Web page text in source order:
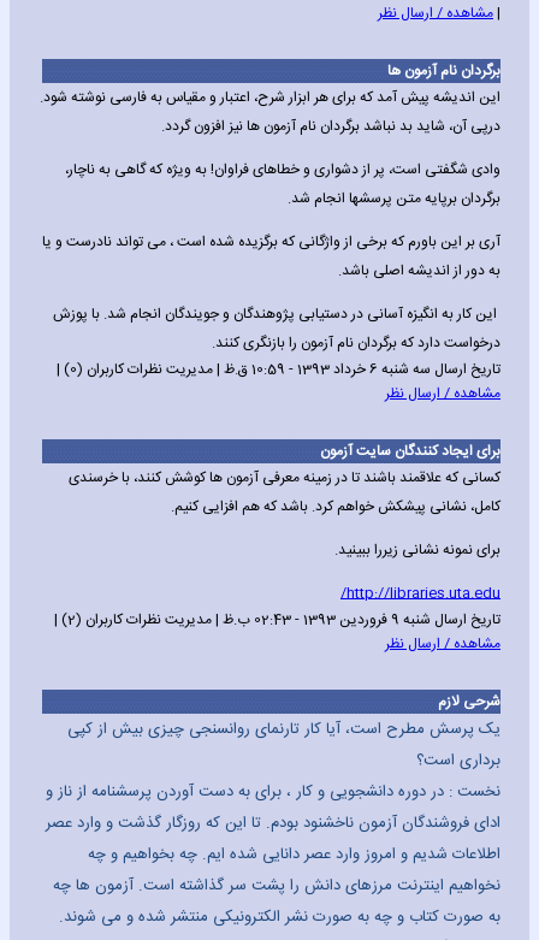
|مشاهده / ارسال نظر
برگردان نام آزمون ها
این اندیشه پیش آمد که برای هر ابزار شرح، اعتبار و مقیاس به فارسی نوشته شود.
درپی آن، شاید بد نباشد برگردان نام آزمون ها نیز افزون گردد.
وادی شگفتی است، پر از دشواری و خطاهای فراوان! به ویژه که گاهی به ناچار،
برگردان برپایه متن پرسشها انجام شد.
آری بر این باورم که برخی از واژگانی که برگزیده شده است ، می تواند نادرست و یا
به دور از اندیشه اصلی باشد.
این کار به انگیزه آسانی در دستیابی پژوهندگان و جویندگان انجام شد. با پوزش
درخواست دارد که برگردان نام آزمون را بازنگری کنند.
تاریخ ارسال سه شنبه 6 خرداد 1393 - 10:59 ق.ظ | مدیریت نظرات کاربران (0) |
مشاهده / ارسال نظر
برای ایجاد کنندگان سایت آزمون
کسانی که علاقمند باشند تا در زمینه معرفی آزمون ها کوشش کنند، با خرسندی
کامل، نشانی پیشکش خواهم کرد. باشد که هم افزایی کنیم.
برای نمونه نشانی زیررا ببینید.
http://libraries.uta.edu/
تاریخ ارسال شنبه 9 فروردین 1393 - 02:43 ب.ظ | مدیریت نظرات کاربران (2) |
مشاهده / ارسال نظر
شرحی لازم
یک پرسش مطرح است، آیا کار تارنمای روانسنجی چیزی بیش از کپی
برداری است؟
نخست : در دوره دانشجویی و کار ، برای به دست آوردن پرسشنامه از ناز و
ادای فروشندگان آزمون ناخشنود بودم. تا این که روزگار گذشت و وارد عصر
اطلاعات شدیم و امروز وارد عصر دانایی شده ایم. چه بخواهیم و چه
نخواهیم اینترنت مرزهای دانش را پشت سر گذاشته است. آزمون ها چه
به صورت کتاب و چه به صورت نشر الکترونیکی منتشر شده و می شوند.